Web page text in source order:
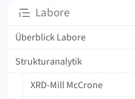
LaboreUnterseiten
Überblick Labore
Strukturanalytik
XRD-Mill McCrone